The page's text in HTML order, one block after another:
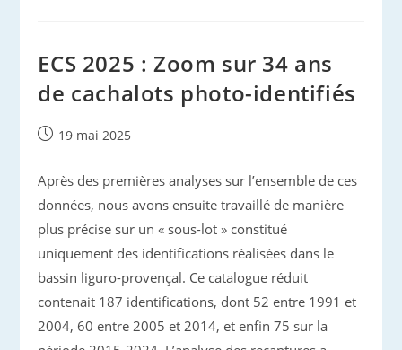
ECS 2025 : Zoom sur 34 ans
de cachalots photo-identifiés
Publication
19 mai 2025
Après des premières analyses sur l’ensemble de ces
données, nous avons ensuite travaillé de manière
plus précise sur un « sous-lot » constitué
uniquement des identifications réalisées dans le
bassin liguro-provençal. Ce catalogue réduit
contenait 187 identifications, dont 52 entre 1991 et
2004, 60 entre 2005 et 2014, et enfin 75 sur la